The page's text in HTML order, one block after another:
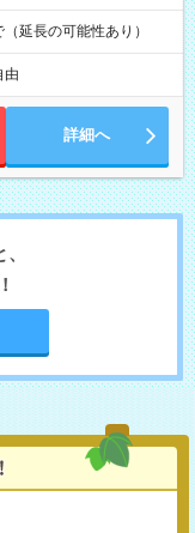
延長の可能性あり）
由
詳細へ